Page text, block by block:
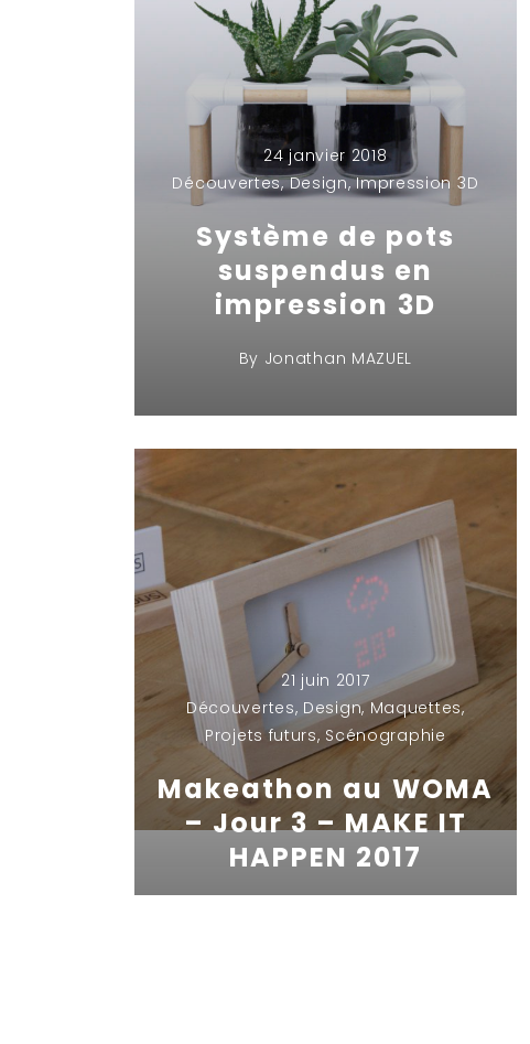
24 janvier 2018
Découvertes,Design,Impression 3D
Système de pots
suspendus en
impression 3D
By Jonathan MAZUEL
21 juin 2017
Découvertes, Design,Maquettes,
Projets futurs, Scénographie
Makeathon au WOMA
– Jour 3 – MAKE IT
HAPPEN 2017